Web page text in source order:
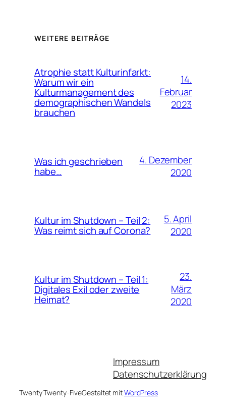
WEITERE BEITRÄGE
Atrophie statt Kulturinfarkt:
Warum wir ein
Kulturmanagement des
demographischen Wandels
brauchen
14.
Februar
2023
Was ich geschrieben
habe…
4. Dezember
2020
Kultur im Shutdown – Teil 2:
Was reimt sich auf Corona?
5. April
2020
Kultur im Shutdown – Teil 1:
Digitales Exil oder zweite
Heimat?
23.
März
2020
Impressum
Datenschutzerklärung
Twenty Twenty-FiveGestaltet mitWordPress